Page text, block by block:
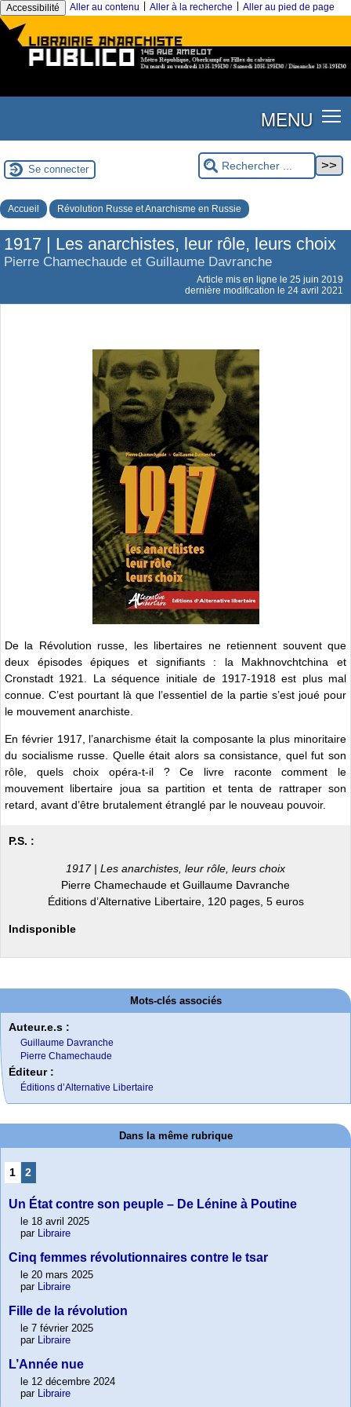
Accessibilité Aller au contenu Aller à la recherche Aller au pied de page
MENU
Se connecter
Accueil Révolution Russe et Anarchisme en Russie
1917 | Les anarchistes, leur rôle, leurs choix
Pierre Chamechaude et Guillaume Davranche
Article mis en ligne le 25 juin 2019
dernière modification le 24 avril 2021
De la Révolution russe, les libertaires ne retiennent souvent que
deux épisodes épiques et signifiants : la Makhnovchtchina et
Cronstadt 1921. La séquence initiale de 1917-1918 est plus mal
connue. C’est pourtant là que l’essentiel de la partie s’est joué pour
le mouvement anarchiste.
En février 1917, l’anarchisme était la composante la plus minoritaire
du socialisme russe. Quelle était alors sa consistance, quel fut son
rôle, quels choix opéra-t-il ? Ce livre raconte comment le
mouvement libertaire joua sa partition et tenta de rattraper son
retard, avant d’être brutalement étranglé par le nouveau pouvoir.
P.S. :
1917 | Les anarchistes, leur rôle, leurs choix
Pierre Chamechaude et Guillaume Davranche
Éditions d’Alternative Libertaire, 120 pages, 5 euros
Indisponible
Mots-clés associés
Auteur.e.s :
Guillaume Davranche
Pierre Chamechaude
Éditeur :
Éditions d’Alternative Libertaire
Dans la même rubrique
1 2
Un État contre son peuple – De Lénine à Poutine
le 18 avril 2025
par Libraire
Cinq femmes révolutionnaires contre le tsar
le 20 mars 2025
par Libraire
Fille de la révolution
le 7 février 2025
par Libraire
L’Année nue
le 12 décembre 2024
par Libraire